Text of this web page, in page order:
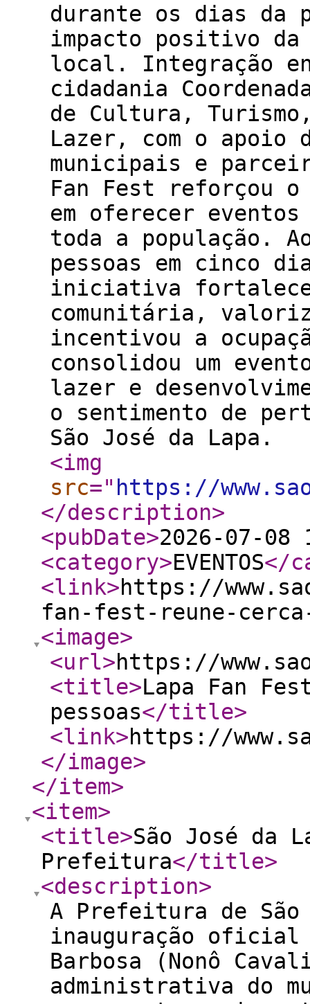
durante os dias da
impacto positivo
local. Integração
cidadania
de Cultura,
Lazer, com o apoio
municipais e
Fan Fest reforçou o
em oferecer
toda a população.
pessoas em cinco
iniciativa
comunitária,
incentivou a
consolidou um
lazer e
o sentimento de
São José da Lapa.
<img
src=" https://
</description>
<pubDate>2026-07-08
<category>EVENTOS</
<link>https://
fan-fest-reune-
<image>
<url>https://
<title>Lapa Fan
pessoas</title>
<link>https://
</image>
</item>
<item>
<title>São José da
Prefeitura</title>
<description>
A Prefeitura de
inauguração oficial
Barbosa (Nonô
administrativa do